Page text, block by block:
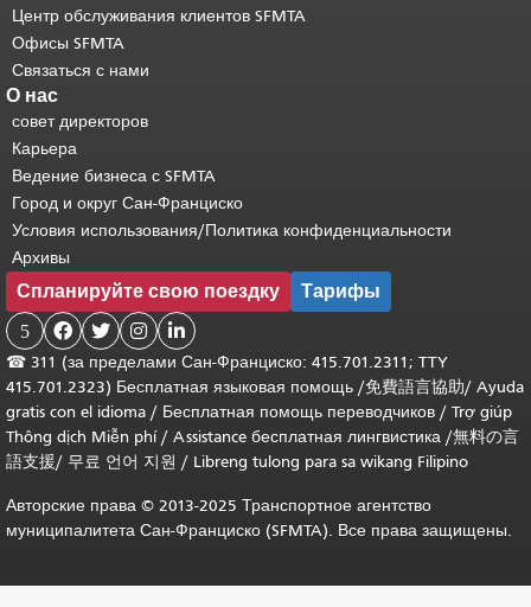
Центр обслуживания клиентов SFMTA
Офисы SFMTA
Связаться с нами
О нас
совет директоров
Карьера
Ведение бизнеса с SFMTA
Город и округ Сан-Франциско
Условия использования/Политика конфиденциальности
Архивы
Спланируйте свою поездку Тарифы
5    
☎ 311 (за пределами Сан-Франциско: 415.701.2311; TTY
415.701.2323) Бесплатная языковая помощь /免費語言協助/ Ayuda
gratis con el idioma / Бесплатная помощь переводчиков / Trợ giúp
Thông dịch Miễn phí/ Assistance бесплатная лингвистика /無料の言
語支援/ 무료 언어 지원 / Libreng tulong para sa wikang Filipino
Авторские права © 2013-2025 Транспортное агентство
муниципалитета Сан-Франциско (SFMTA). Все права защищены.